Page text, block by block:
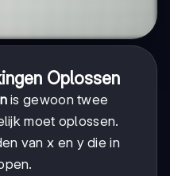
Oplossen
is gewoon twee
moet oplossen.
van x en y die in